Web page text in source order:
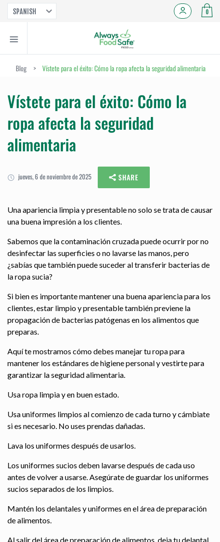
SPANISH 0
Blog > Vístete para el éxito: Cómo la ropa afecta la seguridad alimentaria
Vístete para el éxito: Cómo la
ropa afecta la seguridad
alimentaria
jueves, 6 de noviembre de 2025 SHARE
Una apariencia limpia y presentable no solo se trata de causar
una buena impresión a los clientes.
Sabemos que la contaminación cruzada puede ocurrir por no
desinfectar las superficies o no lavarse las manos, pero
¿sabías que también puede suceder al transferir bacterias de
la ropa sucia?
Si bien es importante mantener una buena apariencia para los
clientes, estar limpio y presentable también previene la
propagación de bacterias patógenas en los alimentos que
preparas.
Aquí te mostramos cómo debes manejar tu ropa para
mantener los estándares de higiene personal y vestirte para
garantizar la seguridad alimentaria.
Usa ropa limpia y en buen estado.
Usa uniformes limpios al comienzo de cada turno y cámbiate
si es necesario. No uses prendas dañadas.
Lava los uniformes después de usarlos.
Los uniformes sucios deben lavarse después de cada uso
antes de volver a usarse. Asegúrate de guardar los uniformes
sucios separados de los limpios.
Mantén los delantales y uniformes en el área de preparación
de alimentos.
Al salir del área de preparación de alimentos, deja tu delantal